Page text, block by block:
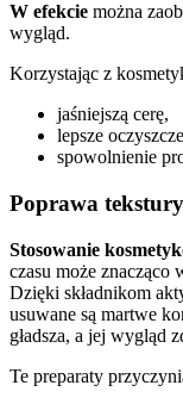
W efekcie można
wygląd.
Korzystając z
jaśniejszą cerę,
lepsze
spowolnienie
Poprawa
Stosowanie
czasu może znacząco
Dzięki składnikom
usuwane są martwe
gładsza, a jej wygląd
Te preparaty